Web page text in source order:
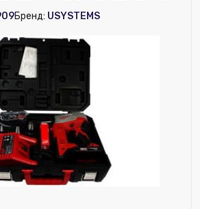
10БАР '1Ф
Бренд: USYSTEMS